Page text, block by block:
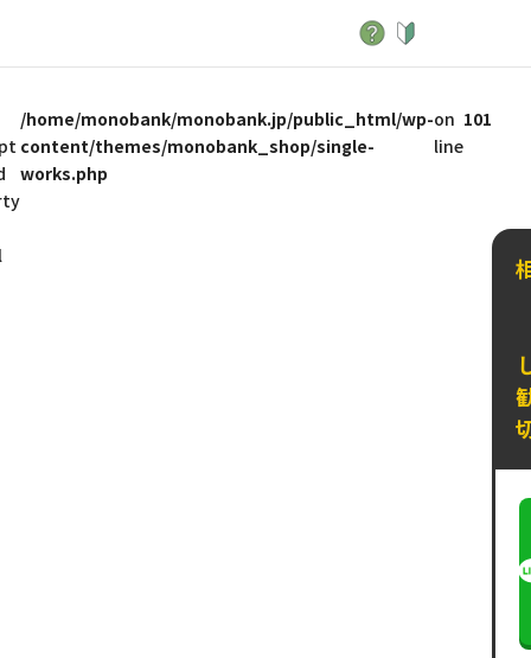
/home/monobank/monobank.jp/public_html/wp-
content/themes/monobank_shop/single-
works.php
on
line
101